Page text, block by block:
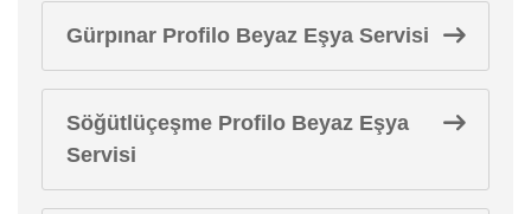
Gürpınar Profilo Beyaz Eşya Servisi
Söğütlüçeşme Profilo Beyaz Eşya
Servisi